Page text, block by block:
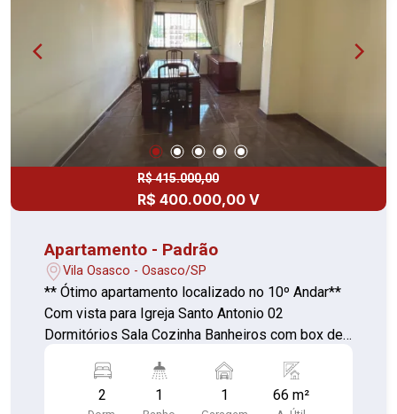
R$ 415.000,00
R$ 400.000,00 V
Apartamento - Padrão
Vila Osasco - Osasco/SP
** Ótimo apartamento localizado no 10º Andar**
Com vista para Igreja Santo Antonio 02
Dormitórios Sala Cozinha Banheiros com box de
garagem fixa e coberta Excelente localização
Próximo ao Fórum Trabalhista, Catedral Santo
2 1 1 66 m²